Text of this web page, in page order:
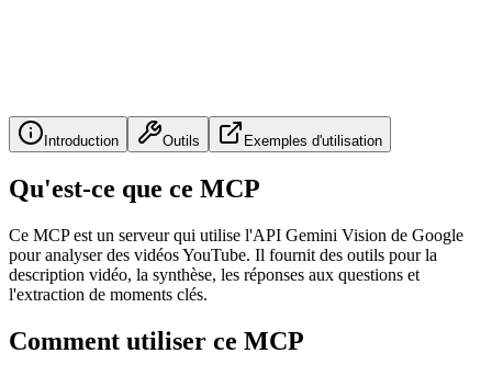
Introduction Outils Exemples d'utilisation
Qu'est-ce que ce MCP
Ce MCP est un serveur qui utilise l'API Gemini Vision de Google
pour analyser des vidéos YouTube. Il fournit des outils pour la
description vidéo, la synthèse, les réponses aux questions et
l'extraction de moments clés.
Comment utiliser ce MCP